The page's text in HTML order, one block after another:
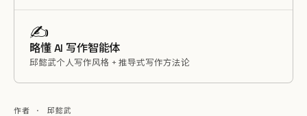
✍️
略懂 AI 写作智能体
邱懿武个人写作风格 + 推导式写作方法论
作者 · 邱懿武